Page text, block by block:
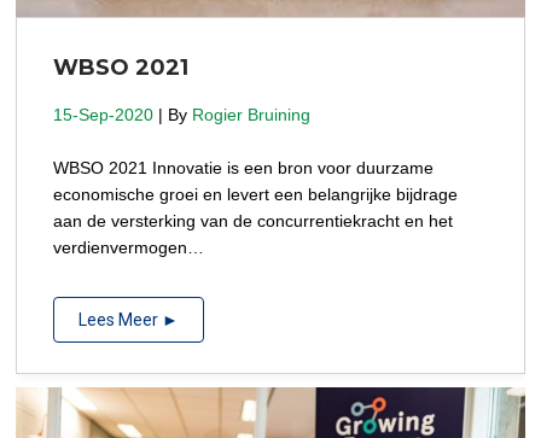
WBSO 2021
15-Sep-2020 | By Rogier Bruining
WBSO 2021 Innovatie is een bron voor duurzame
economische groei en levert een belangrijke bijdrage
aan de versterking van de concurrentiekracht en het
verdienvermogen…
Lees Meer ►